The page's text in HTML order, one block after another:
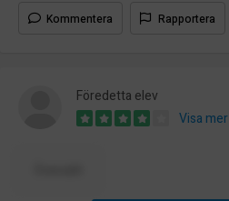
Kommentera Rapportera
Föredetta elev
Visa mer